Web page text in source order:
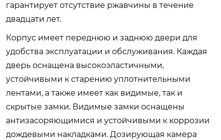
гарантирует отсутствие ржавчины в течение
двадцати лет.
Корпус имеет переднюю и заднюю двери для
удобства эксплуатации и обслуживания. Каждая
дверь оснащена высокоэластичными,
устойчивыми к старению уплотнительными
лентами, а также имеет как видимые, так и
скрытые замки. Видимые замки оснащены
антизасоряющимися и устойчивыми к коррозии
дождевыми накладками. Дозирующая камера